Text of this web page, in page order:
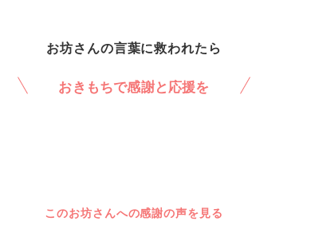
お坊さんの言葉に救われたら
おきもちで感謝と応援を
このお坊さんへの感謝の声を見る